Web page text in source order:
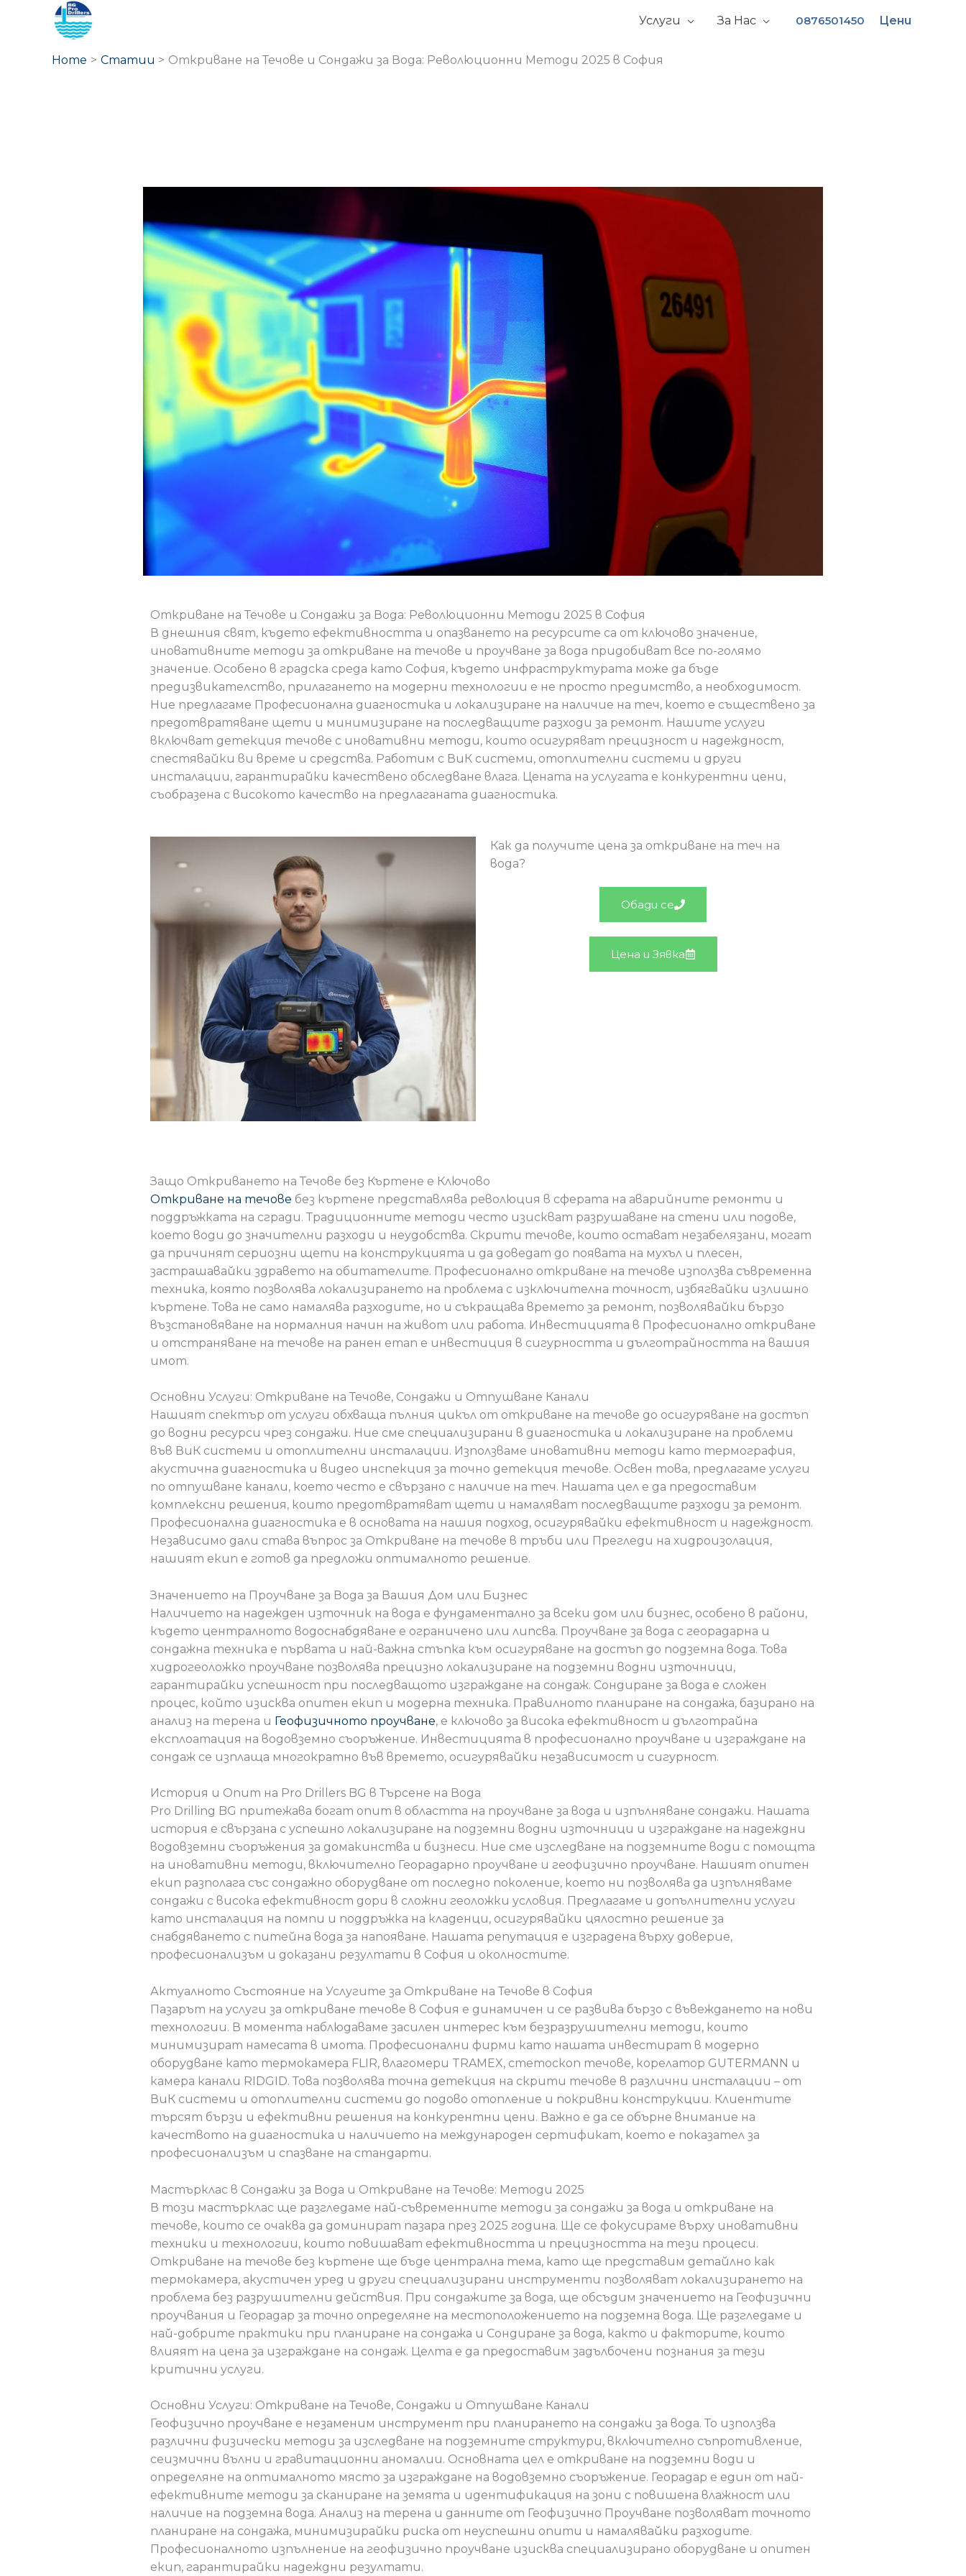
Услуги За Нас 0876501450 Цени
Home Статии Откриване на Течове и Сондажи за Вода: Революционни Методи 2025 в София
Откриване на Течове и Сондажи за Вода: Революционни Методи 2025 в София
В днешния свят, където ефективността и опазването на ресурсите са от ключово значение,
иновативните методи за откриване на течове и проучване за вода придобиват все по-голямо
значение. Особено в градска среда като София, където инфраструктурата може да бъде
предизвикателство, прилагането на модерни технологии е не просто предимство, а необходимост.
Ние предлагаме Професионална диагностика и локализиране на наличие на теч, което е съществено за
предотвратяване щети и минимизиране на последващите разходи за ремонт. Нашите услуги
включват детекция течове с иновативни методи, които осигуряват прецизност и надеждност,
спестявайки ви време и средства. Работим с ВиК системи, отоплителни системи и други
инсталации, гарантирайки качествено обследване влага. Цената на услугата е конкурентни цени,
съобразена с високото качество на предлаганата диагностика.
Как да получите цена за откриване на теч на
вода?
Обади се
Цена и Зявка
Защо Откриването на Течове без Къртене е Ключово
Откриване на течове без къртене представлява революция в сферата на аварийните ремонти и
поддръжката на сгради. Традиционните методи често изискват разрушаване на стени или подове,
което води до значителни разходи и неудобства. Скрити течове, които остават незабелязани, могат
да причинят сериозни щети на конструкцията и да доведат до появата на мухъл и плесен,
застрашавайки здравето на обитателите. Професионално откриване на течове използва съвременна
техника, която позволява локализирането на проблема с изключителна точност, избягвайки излишно
къртене. Това не само намалява разходите, но и съкращава времето за ремонт, позволявайки бързо
възстановяване на нормалния начин на живот или работа. Инвестицията в Професионално откриване
и отстраняване на течове на ранен етап е инвестиция в сигурността и дълготрайността на вашия
имот.
Основни Услуги: Откриване на Течове, Сондажи и Отпушване Канали
Нашият спектър от услуги обхваща пълния цикъл от откриване на течове до осигуряване на достъп
до водни ресурси чрез сондажи. Ние сме специализирани в диагностика и локализиране на проблеми
във ВиК системи и отоплителни инсталации. Използваме иновативни методи като термография,
акустична диагностика и видео инспекция за точно детекция течове. Освен това, предлагаме услуги
по отпушване канали, което често е свързано с наличие на теч. Нашата цел е да предоставим
комплексни решения, които предотвратяват щети и намаляват последващите разходи за ремонт.
Професионална диагностика е в основата на нашия подход, осигурявайки ефективност и надеждност.
Независимо дали става въпрос за Откриване на течове в тръби или Прегледи на хидроизолация,
нашият екип е готов да предложи оптималното решение.
Значението на Проучване за Вода за Вашия Дом или Бизнес
Наличието на надежден източник на вода е фундаментално за всеки дом или бизнес, особено в райони,
където централното водоснабдяване е ограничено или липсва. Проучване за вода с георадарна и
сондажна техника е първата и най-важна стъпка към осигуряване на достъп до подземна вода. Това
хидрогеоложко проучване позволява прецизно локализиране на подземни водни източници,
гарантирайки успешност при последващото изграждане на сондаж. Сондиране за вода е сложен
процес, който изисква опитен екип и модерна техника. Правилното планиране на сондажа, базирано на
анализ на терена и Геофизичното проучване, е ключово за висока ефективност и дълготрайна
експлоатация на водовземно съоръжение. Инвестицията в професионално проучване и изграждане на
сондаж се изплаща многократно във времето, осигурявайки независимост и сигурност.
История и Опит на Pro Drillers BG в Търсене на Вода
Pro Drilling BG притежава богат опит в областта на проучване за вода и изпълняване сондажи. Нашата
история е свързана с успешно локализиране на подземни водни източници и изграждане на надеждни
водовземни съоръжения за домакинства и бизнеси. Ние сме изследване на подземните води с помощта
на иновативни методи, включително Георадарно проучване и геофизично проучване. Нашият опитен
екип разполага със сондажно оборудване от последно поколение, което ни позволява да изпълняваме
сондажи с висока ефективност дори в сложни геоложки условия. Предлагаме и допълнителни услуги
като инсталация на помпи и поддръжка на кладенци, осигурявайки цялостно решение за
снабдяването с питейна вода за напояване. Нашата репутация е изградена върху доверие,
професионализъм и доказани резултати в София и околностите.
Актуалното Състояние на Услугите за Откриване на Течове в София
Пазарът на услуги за откриване течове в София е динамичен и се развива бързо с въвеждането на нови
технологии. В момента наблюдаваме засилен интерес към безразрушителни методи, които
минимизират намесата в имота. Професионални фирми като нашата инвестират в модерно
оборудване като термокамера FLIR, влагомери TRAMEX, стетоскоп течове, корелатор GUTERMANN и
камера канали RIDGID. Това позволява точна детекция на скрити течове в различни инсталации – от
ВиК системи и отоплителни системи до подово отопление и покривни конструкции. Клиентите
търсят бързи и ефективни решения на конкурентни цени. Важно е да се обърне внимание на
качеството на диагностика и наличието на международен сертификат, което е показател за
професионализъм и спазване на стандарти.
Мастърклас в Сондажи за Вода и Откриване на Течове: Методи 2025
В този мастърклас ще разгледаме най-съвременните методи за сондажи за вода и откриване на
течове, които се очаква да доминират пазара през 2025 година. Ще се фокусираме върху иновативни
техники и технологии, които повишават ефективността и прецизността на тези процеси.
Откриване на течове без къртене ще бъде централна тема, като ще представим детайлно как
термокамера, акустичен уред и други специализирани инструменти позволяват локализирането на
проблема без разрушителни действия. При сондажите за вода, ще обсъдим значението на Геофизични
проучвания и Георадар за точно определяне на местоположението на подземна вода. Ще разгледаме и
най-добрите практики при планиране на сондажа и Сондиране за вода, както и факторите, които
влияят на цена за изграждане на сондаж. Целта е да предоставим задълбочени познания за тези
критични услуги.
Основни Услуги: Откриване на Течове, Сондажи и Отпушване Канали
Геофизично проучване е незаменим инструмент при планирането на сондажи за вода. То използва
различни физически методи за изследване на подземните структури, включително съпротивление,
сеизмични вълни и гравитационни аномалии. Основната цел е откриване на подземни води и
определяне на оптималното място за изграждане на водовземно съоръжение. Георадар е един от най-
ефективните методи за сканиране на земята и идентификация на зони с повишена влажност или
наличие на подземна вода. Анализ на терена и данните от Геофизично Проучване позволяват точното
планиране на сондажа, минимизирайки риска от неуспешни опити и намалявайки разходите.
Професионалното изпълнение на геофизично проучване изисква специализирано оборудване и опитен
екип, гарантирайки надеждни резултати.